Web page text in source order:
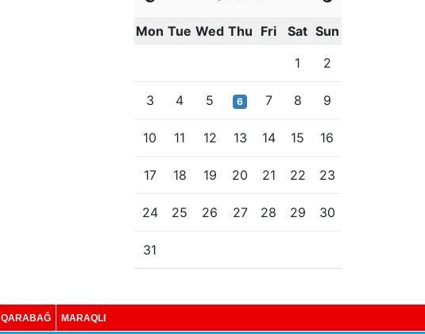
Mon Tue Wed Thu Fri Sat Sun
1
2
3 4 5 6 7 8 9
10 11 12 13 14 15 16
17 18 19 20 21 22 23
24 25 26 27 28 29 30
31
QARABAĞ MARAQLI